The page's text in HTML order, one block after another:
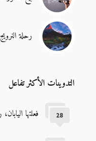
رحلة
التدوينات الأكثر تفاعل
فعلتها 28